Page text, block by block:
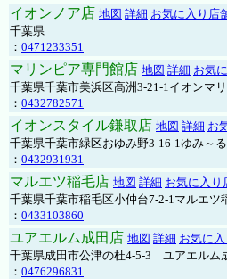
イオンノア店 地図 詳細 お気に入り店
千葉県
： 0471233351
マリンピア専門館店 地図 詳細 お気
千葉県千葉市美浜区高洲3-21-1イオンマ
： 0432782571
イオンスタイル鎌取店 地図 詳細 お
千葉県千葉市緑区おゆみ野3-16-1ゆみ～
： 0432931931
マルエツ稲毛店 地図 詳細 お気に入り
千葉県千葉市稲毛区小仲台7-2-1マルエツ
： 0433103860
ユアエルム成田店 地図 詳細 お気に
千葉県成田市公津の杜4-5-3 ユアエルム
： 0476296831